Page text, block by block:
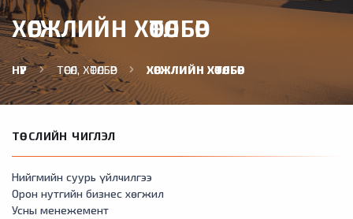
ХӨГЖЛИЙН ХӨТӨЛБӨР
НҮҮР ТӨСӨЛ, ХӨТӨЛБӨР ХӨГЖЛИЙН ХӨТӨЛБӨР
ТӨСЛИЙН ЧИГЛЭЛ
Нийгмийн суурь үйлчилгээ
Орон нутгийн бизнес хөгжил
Усны менежемент